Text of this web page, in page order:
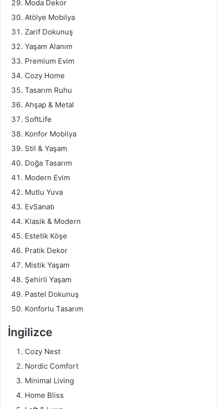
Moda Dekor
Atölye Mobilya
Zarif Dokunuş
Yaşam Alanım
Premium Evim
Cozy Home
Tasarım Ruhu
Ahşap & Metal
SoftLife
Konfor Mobilya
Stil & Yaşam
Doğa Tasarım
Modern Evim
Mutlu Yuva
EvSanatı
Klasik & Modern
Estetik Köşe
Pratik Dekor
Mistik Yaşam
Şehirli Yaşam
Pastel Dokunuş
Konforlu Tasarım
İngilizce
Cozy Nest
Nordic Comfort
Minimal Living
Home Bliss